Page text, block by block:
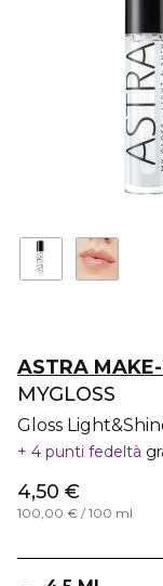
ASTRA
MYGLOSS
Gloss
4 punti fedeltà
4,50 €
100,00 € / 100 ml